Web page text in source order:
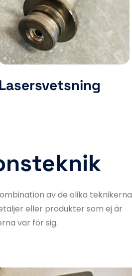
av de olika teknikerna
eller produkter som ej är
var för sig.